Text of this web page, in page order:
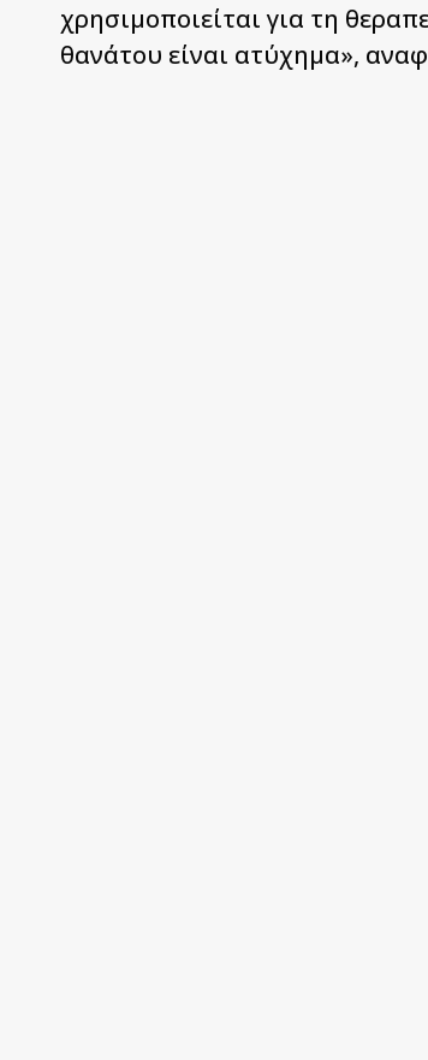
χρησιμοποιείται για τη
θανάτου είναι ατύχημα»,